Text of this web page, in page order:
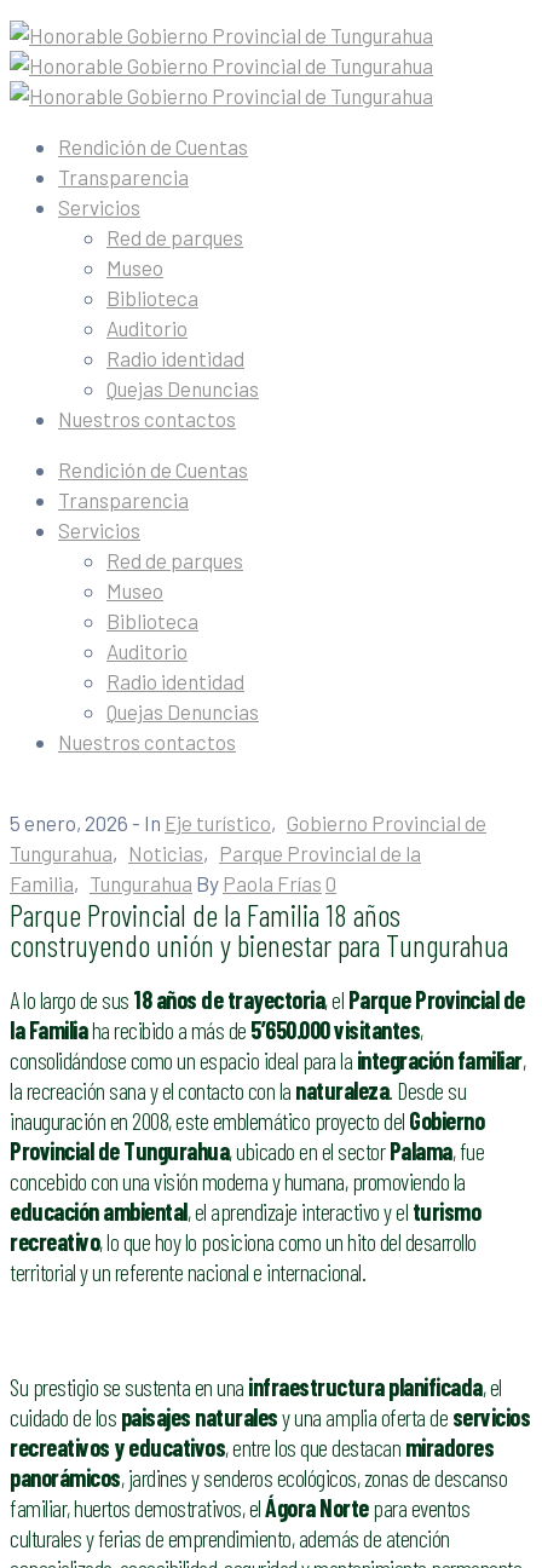
Rendición de Cuentas
Transparencia
Servicios
Red de parques
Museo
Biblioteca
Auditorio
Radio identidad
Quejas Denuncias
Nuestros contactos
Rendición de Cuentas
Transparencia
Servicios
Red de parques
Museo
Biblioteca
Auditorio
Radio identidad
Quejas Denuncias
Nuestros contactos
5 enero, 2026 - In Eje turístico‚ Gobierno Provincial de
Tungurahua‚ Noticias‚ Parque Provincial de la
Familia‚ Tungurahua By Paola Frías 0
Parque Provincial de la Familia 18 años
construyendo unión y bienestar para Tungurahua
A lo largo de sus 18 años de trayectoria, el Parque Provincial de
la Familiaha recibido a más de 5’650.000 visitantes,
consolidándose como un espacio ideal para la integración familiar,
la recreación sana y el contacto con la naturaleza. Desde su
inauguración en 2008, este emblemático proyecto del Gobierno
Provincial de Tungurahua, ubicado en el sectorPalama, fue
concebido con una visión moderna y humana, promoviendo la
educación ambiental, el aprendizaje interactivo y el turismo
recreativo, lo que hoy lo posiciona como un hito del desarrollo
territorial y un referente nacional e internacional.
Su prestigio se sustenta en una infraestructura planificada, el
cuidado de los paisajes naturalesy una amplia oferta de servicios
recreativos y educativos, entre los que destacan miradores
panorámicos, jardines y senderos ecológicos, zonas de descanso
familiar, huertos demostrativos, elÁgora Nortepara eventos
culturales y ferias de emprendimiento, además de atención